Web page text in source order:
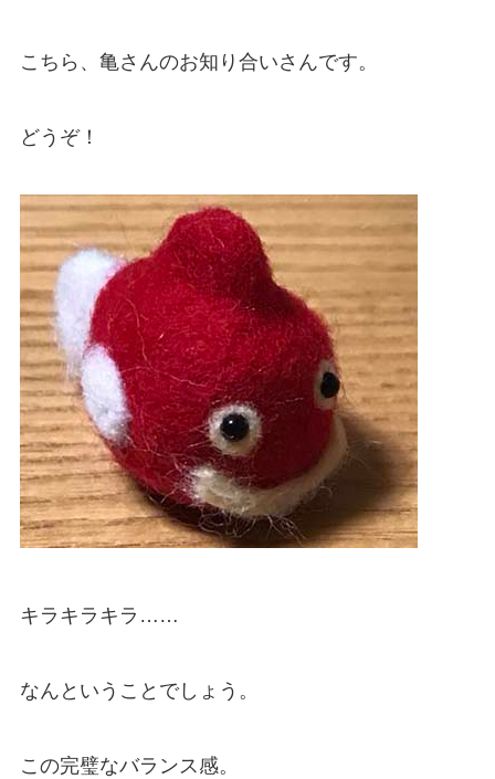
こちら、亀さんのお知り合いさんです。
どうぞ！
キラキラキラ……
なんということでしょう。
この完璧なバランス感。